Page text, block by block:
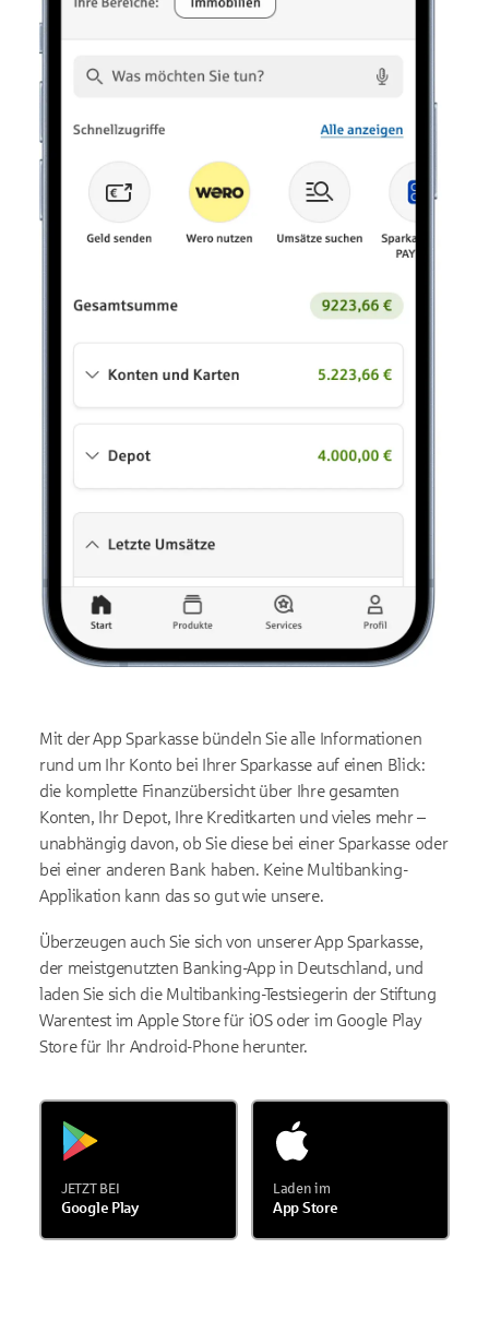
Mit der App Sparkasse bündeln Sie alle Informationen
rund um Ihr Konto bei Ihrer Sparkasse auf einen Blick:
die komplette Finanzübersicht über Ihre gesamten
Konten, Ihr Depot, Ihre Kreditkarten und vieles mehr –
unabhängig davon, ob Sie diese bei einer Sparkasse oder
bei einer anderen Bank haben. Keine Multibanking-
Applikation kann das so gut wie unsere.
Überzeugen auch Sie sich von unserer App Sparkasse,
der meistgenutzten Banking-App in Deutschland, und
laden Sie sich die Multibanking-Testsiegerin der Stiftung
Warentest im Apple Store für iOS oder im Google Play
Store für Ihr Android-Phone herunter.
JETZT BEI
Google Play
Laden im
App Store